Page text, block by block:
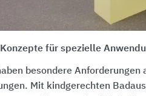
für spezielle
besondere
Mit kindgerechten